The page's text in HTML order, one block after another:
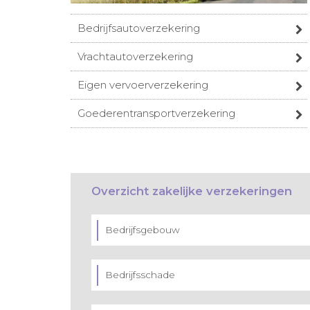
Bedrijfsautoverzekering
Vrachtautoverzekering
Eigen vervoerverzekering
Goederentransportverzekering
Overzicht zakelijke verzekeringen
Bedrijfsgebouw
Bedrijfsschade